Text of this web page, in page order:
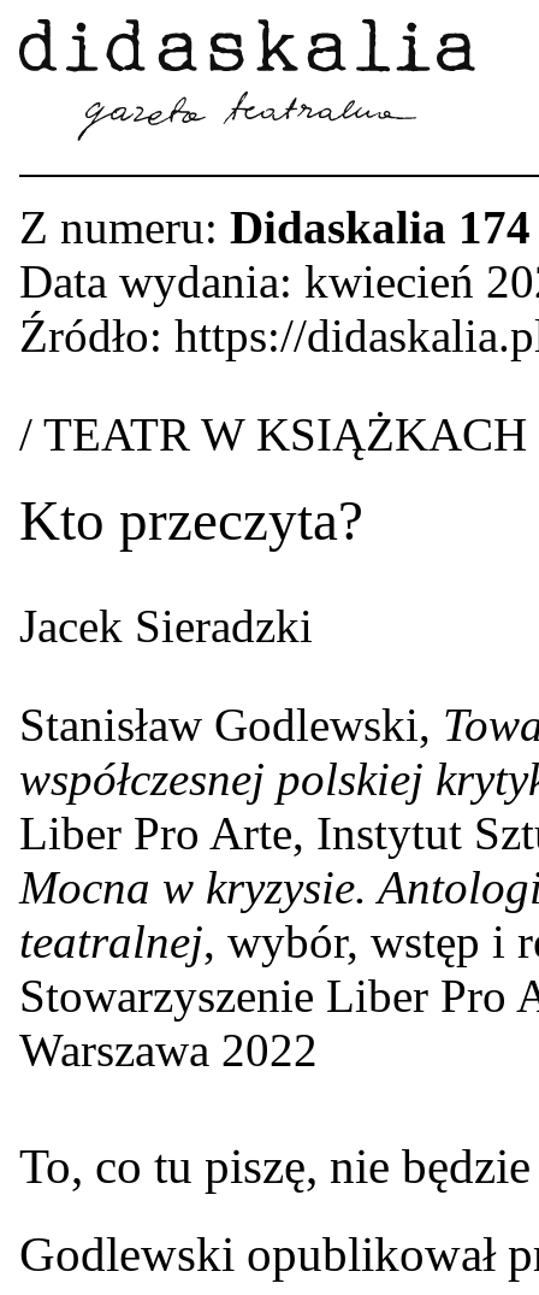
Z numeru: Didaskalia 174
Data wydania: kwiecień
Źródło: https://
/ TEATR W KSIĄŻKACH
Kto przeczyta?
Jacek Sieradzki
Stanisław Godlewski,
współczesnej polskiej
Liber Pro Arte, Instytut
Mocna w kryzysie.
teatralnej, wybór, wstęp i
Stowarzyszenie Liber Pro
Warszawa 2022
To, co tu piszę, nie
Godlewski opublikował